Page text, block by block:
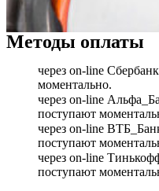
Методы оплаты
через on-line
моментально.
через on-line
поступают
через on-line
поступают
через on-line
поступают